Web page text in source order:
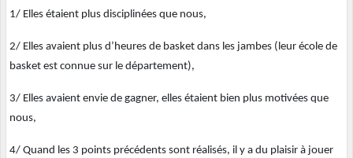
1/ Elles étaient plus disciplinées que nous,
2/ Elles avaient plus d’heures de basket dans les jambes (leur école de
basket est connue sur le département),
3/ Elles avaient envie de gagner, elles étaient bien plus motivées que
nous,
4/ Quand les 3 points précédents sont réalisés, il y a du plaisir à jouer